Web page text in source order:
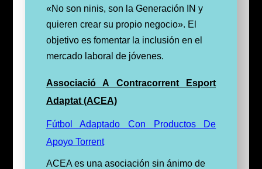
«No son ninis, son la Generación IN y
quieren crear su propio negocio». El
objetivo es fomentar la inclusión en el
mercado laboral de jóvenes.
Associació A Contracorrent Esport
Adaptat (ACEA)
Fútbol Adaptado Con Productos De
Apoyo Torrent
ACEA es una asociación sin ánimo de